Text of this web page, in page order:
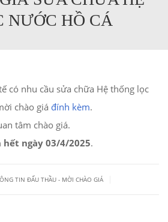
NƯỚC HỒ CÁ
có nhu cầu sửa chữa Hệ thống lọc
chào giá đính kèm.
tâm chào giá.
hết ngày 03/4/2025.
TIN ĐẤU THẦU - MỜI CHÀO GIÁ